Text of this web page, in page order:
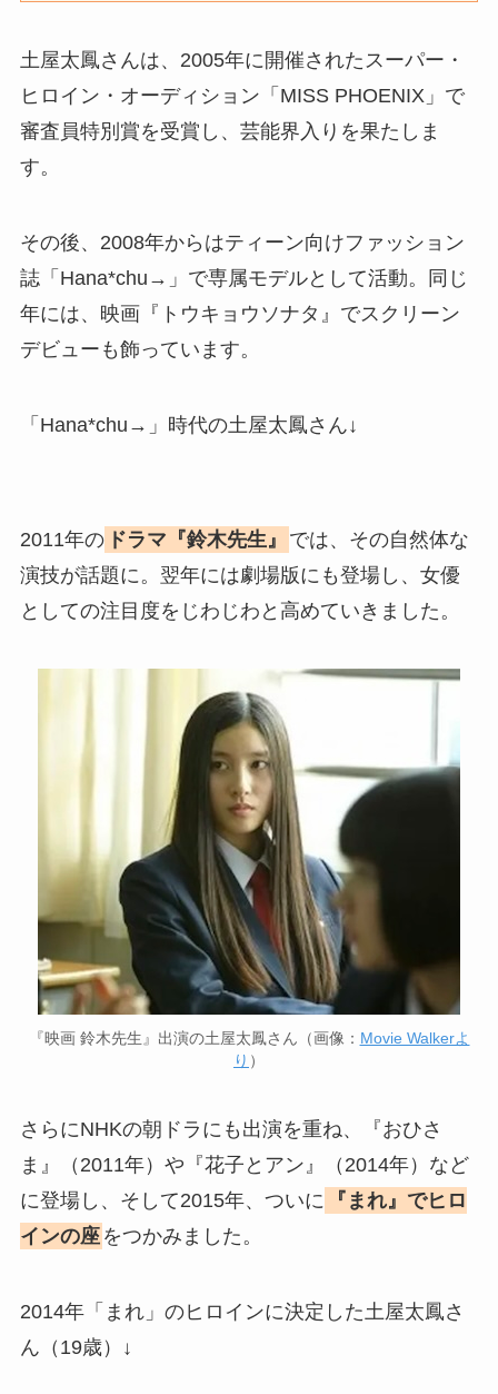
土屋太鳳さんは、2005年に開催されたスーパー・
ヒロイン・オーディション「MISS PHOENIX」で
審査員特別賞を受賞し、芸能界入りを果たしま
す。
その後、2008年からはティーン向けファッション
誌「Hana*chu→」で専属モデルとして活動。同じ
年には、映画『トウキョウソナタ』でスクリーン
デビューも飾っています。
「Hana*chu→」時代の土屋太鳳さん↓
2011年の ドラマ『鈴木先生』
では、その自然体な
演技が話題に。翌年には劇場版にも登場し、女優
としての注目度をじわじわと高めていきました。
『映画 鈴木先生』出演の土屋太鳳さん（画像： Movie Walkerよ
り ）
さらにNHKの朝ドラにも出演を重ね、『おひさ
ま』（2011年）や『花子とアン』（2014年）など
に登場し、そして2015年、ついに
『まれ』でヒロ
インの座 をつかみました。
2014年「まれ」のヒロインに決定した土屋太鳳さ
ん（19歳）↓